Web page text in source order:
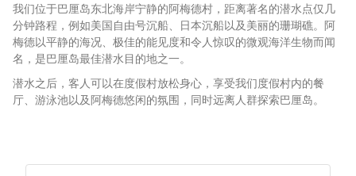
我们位于巴厘岛东北海岸宁静的阿梅德村，距离著名的潜水点仅几
分钟路程，例如美国自由号沉船、日本沉船以及美丽的珊瑚礁。阿
梅德以平静的海况、极佳的能见度和令人惊叹的微观海洋生物而闻
名，是巴厘岛最佳潜水目的地之一。
潜水之后，客人可以在度假村放松身心，享受我们度假村内的餐
厅、游泳池以及阿梅德悠闲的氛围，同时远离人群探索巴厘岛。